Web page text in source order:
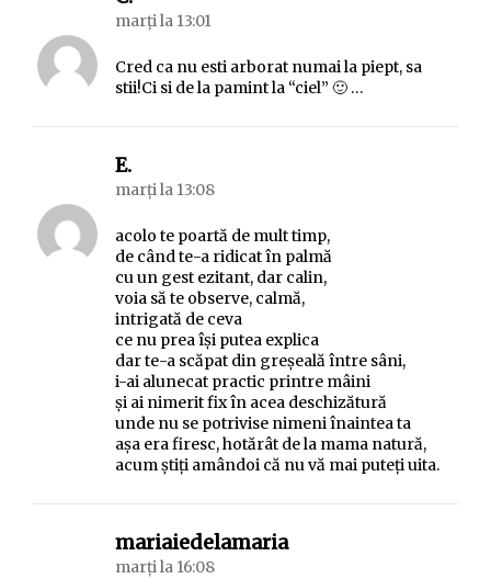
marți la 13:01
Cred ca nu esti arborat numai la piept, sa
stii!Ci si de la pamint la “ciel” 🙂 …
E.spune:
marți la 13:08
acolo te poartă de mult timp,
de când te-a ridicat în palmă
cu un gest ezitant, dar calin,
voia să te observe, calmă,
intrigată de ceva
ce nu prea îşi putea explica
dar te-a scăpat din greşeală între sâni,
i-ai alunecat practic printre mâini
şi ai nimerit fix în acea deschizătură
unde nu se potrivise nimeni înaintea ta
aşa era firesc, hotărât de la mama natură,
acum ştiţi amândoi că nu vă mai puteţi uita.
mariaiedelamariaspune:
marți la 16:08